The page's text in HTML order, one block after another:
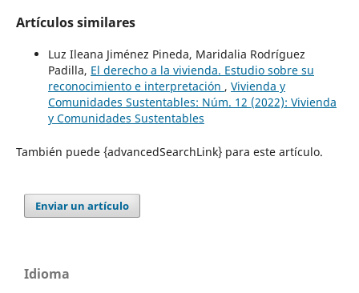
Artículos similares
Luz Ileana Jiménez Pineda, Maridalia Rodríguez
Padilla, El derecho a la vivienda. Estudio sobre su
reconocimiento e interpretación , Vivienda y
Comunidades Sustentables: Núm. 12 (2022): Vivienda
y Comunidades Sustentables
También puede {advancedSearchLink} para este artículo.
Enviar un artículo
Idioma